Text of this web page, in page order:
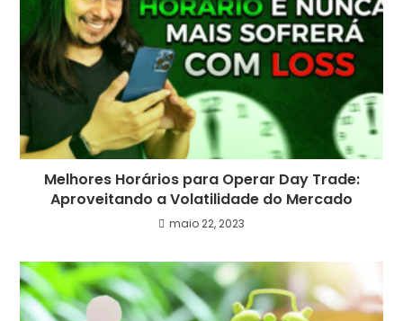
Melhores Horários para Operar Day Trade:
Aproveitando a Volatilidade do Mercado
maio 22, 2023